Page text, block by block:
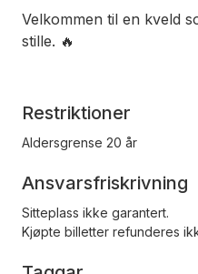
Velkommen til en kveld
stille. 🔥
Restriktioner
Aldersgrense 20 år
Ansvarsfriskrivning
Sitteplass ikke garantert.
Kjøpte billetter refunderes